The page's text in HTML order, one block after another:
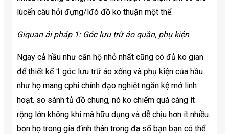
lúcến câu hỏi đựng/lđó đồ ko thuận một thể.
Giquan ải pháp 1: Góc lưu trữ áo quần, phụ kiện
Ngay cả hầu như căn hộ nhỏ nhất cũng có đủ ko gian
để thiết kế 1 góc lưu trữ áo xống và phụ kiện của hầu
như họ mang cphi chính đạo nghiệt ngăn kệ mở linh
hoạt. so sánh tủ đồ chung, nó ko chiếm quá càng ít
rộng lớn không khí mà hữu dụng và dễ chịu hơn ít nhiều.
bọn họ trong gia đình thân trong đa số bạn bạn có thể